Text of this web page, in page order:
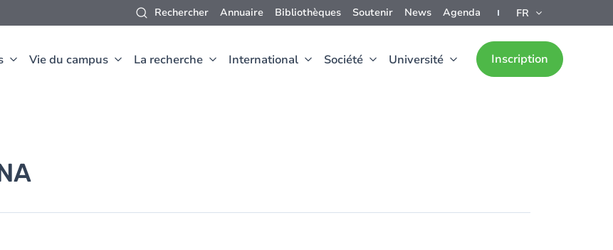
Rechercher Annuaire Bibliothèques Soutenir News Agenda FR
Vie du campus La recherche International Société Université Inscription